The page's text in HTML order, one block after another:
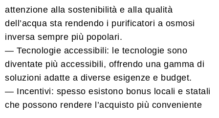
attenzione alla sostenibilità e alla qualità
dell’acqua sta rendendo i purificatori a osmosi
inversa sempre più popolari.
— Tecnologie accessibili: le tecnologie sono
diventate più accessibili, offrendo una gamma di
soluzioni adatte a diverse esigenze e budget.
— Incentivi: spesso esistono bonus locali e statali
che possono rendere l’acquisto più conveniente